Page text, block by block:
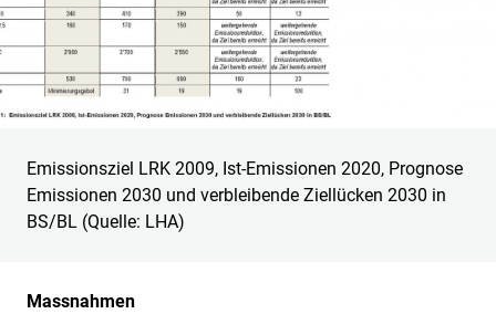
Emissionsziel LRK 2009, Ist-Emissionen 2020, Prognose
Emissionen 2030 und verbleibende Ziellücken 2030 in
BS/BL (Quelle: LHA)
Massnahmen